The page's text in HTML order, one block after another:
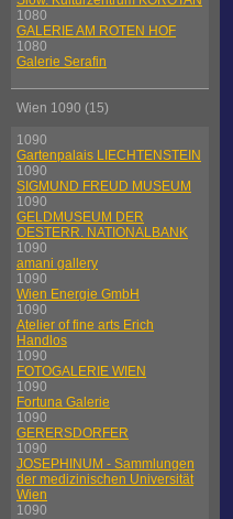
1080
GALERIE AM ROTEN HOF
1080
Galerie Serafin
Wien 1090 (15)
1090
Gartenpalais LIECHTENSTEIN
1090
SIGMUND FREUD MUSEUM
1090
GELDMUSEUM DER
OESTERR. NATIONALBANK
1090
amani gallery
1090
Wien Energie GmbH
1090
Atelier of fine arts Erich
Handlos
1090
FOTOGALERIE WIEN
1090
Fortuna Galerie
1090
GERERSDORFER
1090
JOSEPHINUM - Sammlungen
der medizinischen Universität
Wien
1090